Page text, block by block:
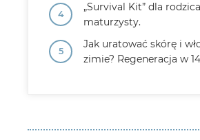
„Survival Kit” dla rodzica
maturzysty.
Jak uratować skórę i
zimie? Regeneracja w